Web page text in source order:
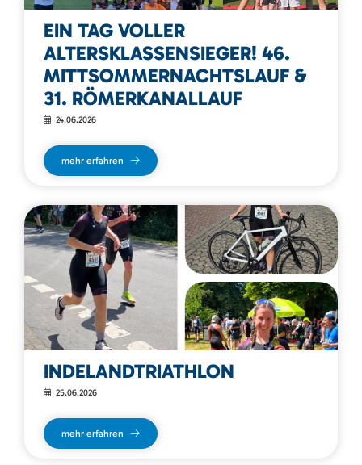
EIN TAG VOLLER
ALTERSKLASSENSIEGER! 46.
MITTSOMMERNACHTSLAUF &
31. RÖMERKANALLAUF
24.06.2026
mehr erfahren
INDELANDTRIATHLON
25.06.2026
mehr erfahren